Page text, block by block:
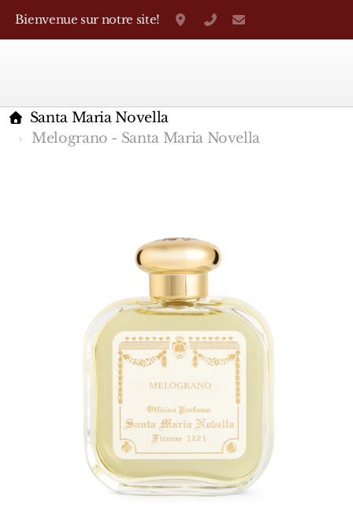
Bienvenue sur notre site! Grand-Rue 38, Genève
+41 22 310 38 75
Santa Maria Novella
Melograno - Santa Maria Novella
Isabelle Burdel
Maitre Parfumeur et Gantier